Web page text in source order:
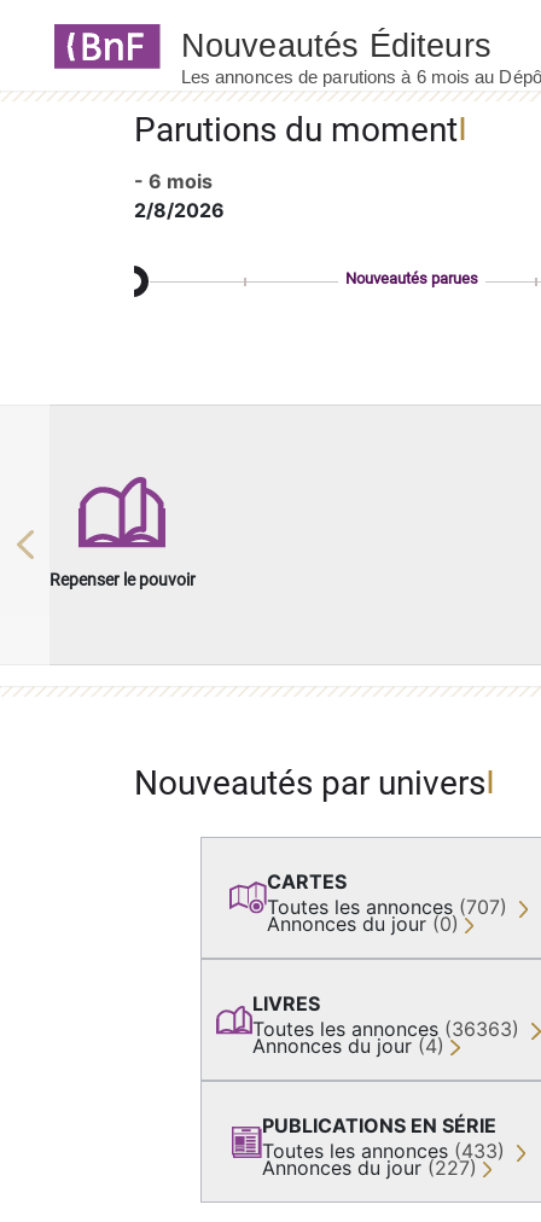
Parutions du moment
- 6 mois
2/8/2026
Nouveautés parues
Repenser le pouvoir
Previous
Nouveautés par univers
CARTES
Toutes les annonces (707)
Annonces du jour (0)
LIVRES
Toutes les annonces (36363)
Annonces du jour (4)
PUBLICATIONS EN SÉRIE
Toutes les annonces (433)
Annonces du jour (227)